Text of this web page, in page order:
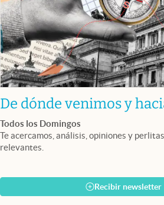
De dónde venimos y
Todos los Domingos
Te acercamos, análisis, opiniones y
relevantes.
Recibir newsletter